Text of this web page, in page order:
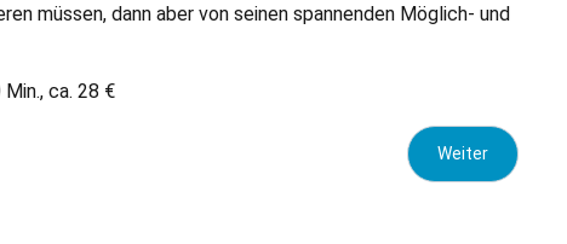
müssen, dann aber von seinen spannenden Möglich- und
ca. 28 €
Nächster
Weiter